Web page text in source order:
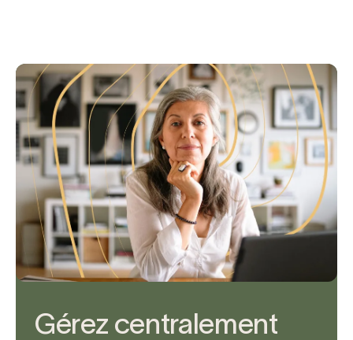
Gérez centralement